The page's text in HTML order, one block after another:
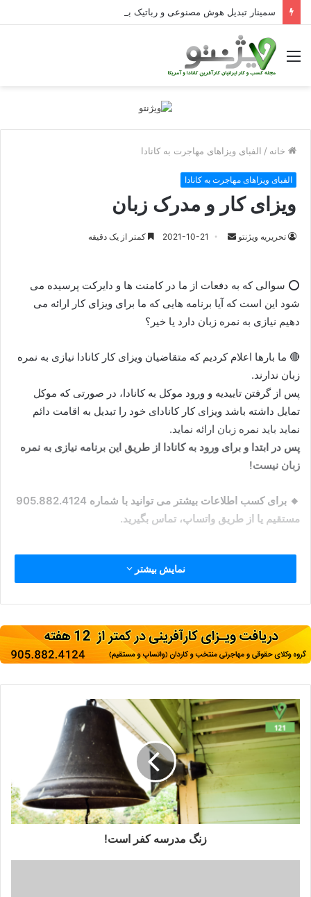
منو
خانه / الفبای ویزاهای مهاجرت به کانادا
الفبای ویزاهای مهاجرت به کانادا
ویزای کار و مدرک زبان
تحریریه ویژنتو
ارسال2021-10-21 کمتر از یک دقیقه
⭕️ سوالی که به دفعات از ما در کامنت ها و دایرکت پرسیده می
شود این است که آيا برنامه هایی که ما برای ویزای کار ارائه می
دهیم نیازی به نمره زبان دارد یا خیر؟
🔴 ما بارها اعلام کردیم که متقاضیان ویزای کار کانادا نیازی به نمره
زبان ندارند.
پس از گرفتن تاییدیه و ورود موکل به کانادا، در صورتی که موکل
تمایل داشته باشد ویزای کار کانادای خود را تبدیل به اقامت دائم
نماید باید نمره زبان ارائه نماید.
پس در ابتدا و برای ورود به کانادا از طریق این برنامه نیازی به نمره
زبان نیست!
🔸 برای کسب اطلاعات بیشتر می توانید با شماره 905.882.4124
مستقیم یا از طریق واتساپ، تماس بگیرید.
نمره زبان
نمایش بیشتر
زنگ مدرسه کفر است!